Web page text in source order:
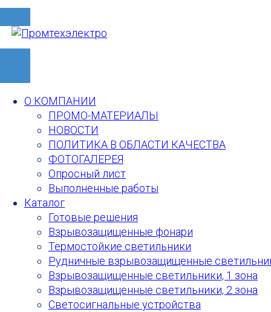
О КОМПАНИИ
ПРОМО-МАТЕРИАЛЫ
НОВОСТИ
ПОЛИТИКА В ОБЛАСТИ КАЧЕСТВА
ФОТОГАЛЕРЕЯ
Опросный лист
Выполненные работы
Каталог
Готовые решения
Взрывозащищенные фонари
Термостойкие светильники
Рудничные взрывозащищенные
Взрывозащищенные светильники, 1 зона
Взрывозащищенные светильники, 2 зона
Светосигнальные устройства